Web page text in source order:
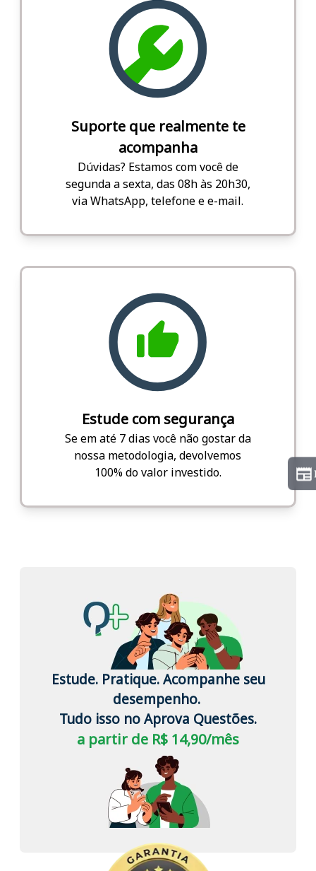
Suporte que realmente te
acompanha
Dúvidas? Estamos com você de
segunda a sexta, das 08h às 20h30,
via WhatsApp, telefone e e-mail.
Estude com segurança
Se em até 7 dias você não gostar da
nossa metodologia, devolvemos
100% do valor investido.
Estude. Pratique. Acompanhe seu
desempenho.
Tudo isso no Aprova Questões.
a partir de R$ 14,90/mês